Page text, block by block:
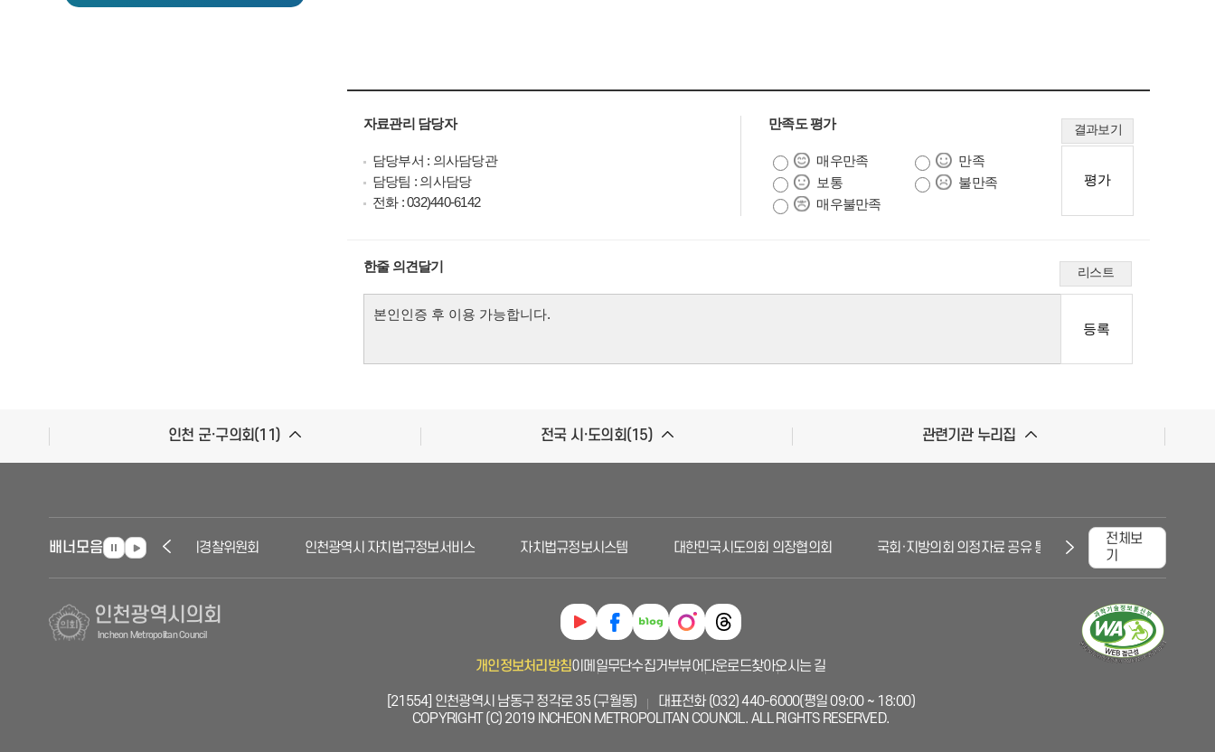
자료관리 담당자
담당부서 : 의사담당관
담당팀 : 의사담당
전화 : 032)440-6142
만족도 평가 결과보기
매우만족
만족
보통
불만족
매우불만족
한줄 의견달기 리스트
인천 군·구의회(11) 전국 시·도의회(15) 관련기관 누리집
배너모음 인천자치경찰위원회 인천광역시 자치법규정보서비스 자치법규정보시스템 대한민국시도의회 의장협의회 국회·지방의회 의정자료 공유 통합시스템 대한민국국회
전체보
기
인천광역시의회
Incheon Metropolitan Council
개인정보처리방침이메일무단수집거부뷰어다운로드찾아오시는 길
[21554] 인천광역시 남동구 정각로 35 (구월동)
대표전화 (032) 440-6000(평일 09:00 ~ 18:00)
COPYRIGHT (C) 2019 INCHEON METROPOLITAN COUNCIL. ALL RIGHTS RESERVED.